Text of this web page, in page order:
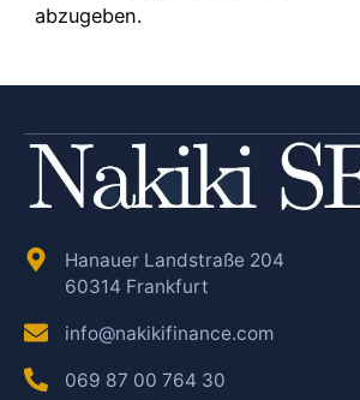
abzugeben.
Hanauer Landstraße 204
60314 Frankfurt
info@nakikifinance.com
069 87 00 764 30